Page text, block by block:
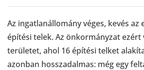
Az ingatlanállomány véges, kevés az
építési telek. Az önkormányzat ezért
területet, ahol 16 építési telket
azonban hosszadalmas: még egy